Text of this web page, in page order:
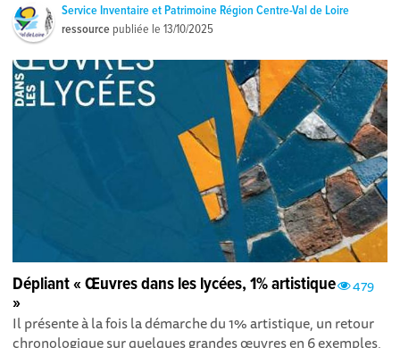
Service Inventaire et Patrimoine Région Centre-Val de Loire
ressource publiée le13/10/2025
479
Dépliant « Œuvres dans les lycées, 1% artistique
»
Il présente à la fois la démarche du 1% artistique, un retour
chronologique sur quelques grandes œuvres en 6 exemples,